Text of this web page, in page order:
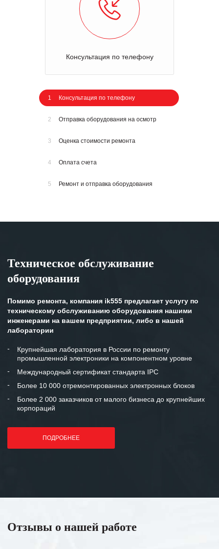
Консультация по телефону
1 Консультация по телефону
2 Отправка оборудования на осмотр
3 Оценка стоимости ремонта
4 Оплата счета
5 Ремонт и отправка оборудования
Техническое обслуживание
оборудования
Помимо ремонта, компания ik555 предлагает услугу по
техническому обслуживанию оборудования нашими
инженерами на вашем предприятии, либо в нашей
лаборатории
Крупнейшая лаборатория в России по ремонту
промышленной электроники на компонентном уровне
Международный сертификат стандарта IPC
Более 10 000 отремонтированных электронных блоков
Более 2 000 заказчиков от малого бизнеса до крупнейших
корпораций
ПОДРОБНЕЕ
Отзывы о нашей работе